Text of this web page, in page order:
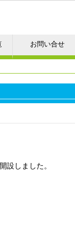
お問い合せ
設しました。